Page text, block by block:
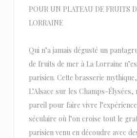
POUR UN PLATEAU DE FRUITS
LORRAINE
Qui n’a jamais dégusté un
de fruits de mer à La Lorraine
parisien. Cette brasserie
L’Alsace sur les Champs-Élysées,
pareil pour faire vivre l’expérience
séculaire où l’on croise tout le
parisien venu en découdre avec